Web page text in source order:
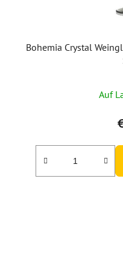
Bohemia Crystal
Auf